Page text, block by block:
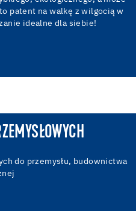
patent na walkę z wilgocią w
idealne dla siebie!
do przemysłu, budownictwa